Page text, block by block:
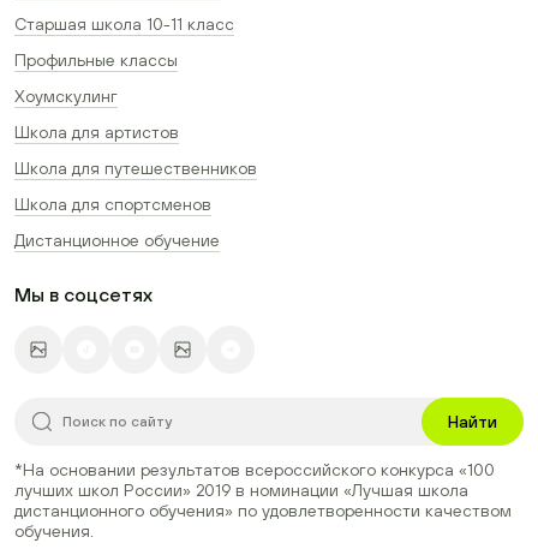
Старшая школа 10-11 класс
Профильные классы
Хоумскулинг
Школа для артистов
Школа для путешественников
Школа для спортсменов
Дистанционное обучение
Мы в соцсетях
Найти
*На основании результатов всероссийского конкурса «100
лучших школ России» 2019 в номинации «Лучшая школа
дистанционного обучения» по удовлетворенности качеством
обучения.